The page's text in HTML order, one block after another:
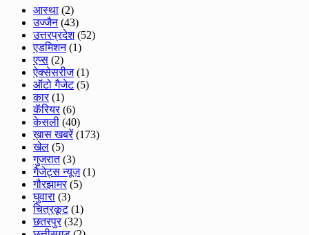
आस्था (2)
उज्जैन(43)
उत्तरप्रदेश(52)
एडमिशन(1)
एप्स (2)
ऐक्सेसरीज(1)
ऑटो गैजेट(5)
कार(1)
कॅरियर(6)
केसली (40)
ख़ास खबरें(173)
खेल (5)
गुजरात(3)
गैजेट्स न्यूज़(1)
गौरझामर(5)
घुवारा (3)
चित्रकूट(1)
छतरपुर(32)